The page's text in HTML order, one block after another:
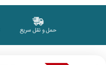
حمل و نقل سریع